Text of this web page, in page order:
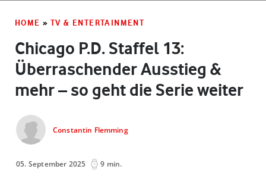
HOME » TV & ENTERTAINMENT
Chicago P.D. Staffel 13:
Überraschender Ausstieg &
mehr – so geht die Serie weiter
Constantin Flemming
05. September 2025 9 min.